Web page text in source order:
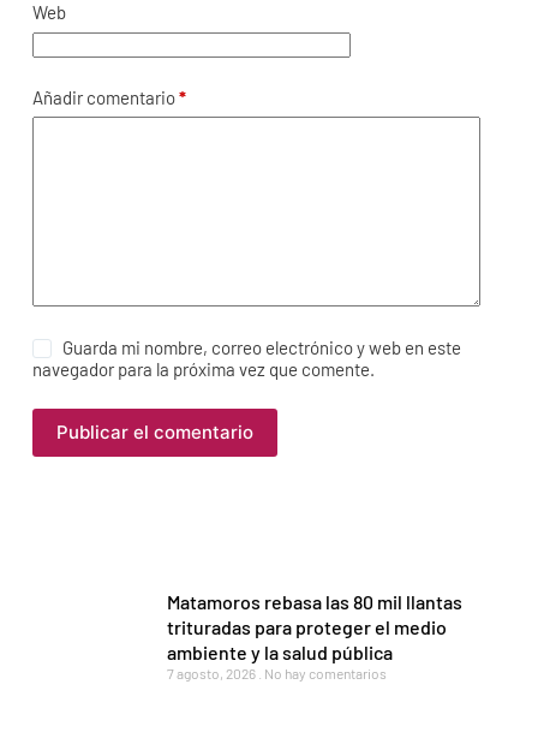
Web
Añadir comentario*
Guarda mi nombre, correo electrónico y web en este
navegador para la próxima vez que comente.
Publicar el comentario
Matamoros rebasa las 80 mil llantas
trituradas para proteger el medio
ambiente y la salud pública
7 agosto, 2026 No hay comentarios